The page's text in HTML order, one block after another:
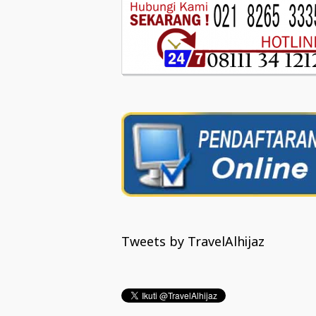
Tweets by TravelAlhijaz